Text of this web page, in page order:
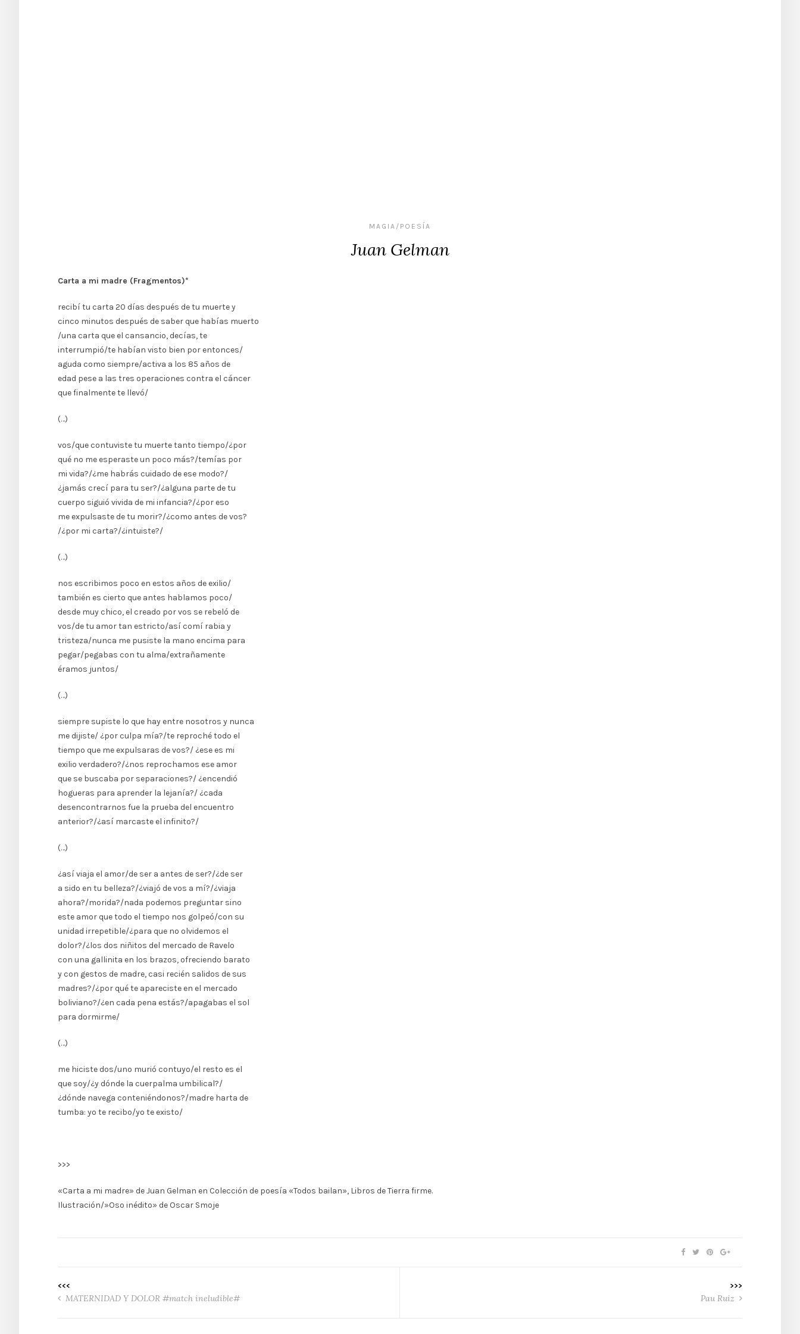
MAGIA/POESÍA
Juan Gelman
Carta a mi madre (Fragmentos)*
recibí tu carta 20 días después de tu muerte y
cinco minutos después de saber que habías muerto
/una carta que el cansancio, decías, te
interrumpió/te habían visto bien por entonces/
aguda como siempre/activa a los 85 años de
edad pese a las tres operaciones contra el cáncer
que finalmente te llevó/
(…)
vos/que contuviste tu muerte tanto tiempo/¿por
qué no me esperaste un poco más?/temías por
mi vida?/¿me habrás cuidado de ese modo?/
¿jamás crecí para tu ser?/¿alguna parte de tu
cuerpo siguió vivida de mi infancia?/¿por eso
me expulsaste de tu morir?/¿como antes de vos?
/¿por mi carta?/¿intuiste?/
(…)
nos escribimos poco en estos años de exilio/
también es cierto que antes hablamos poco/
desde muy chico, el creado por vos se rebeló de
vos/de tu amor tan estricto/así comí rabia y
tristeza/nunca me pusiste la mano encima para
pegar/pegabas con tu alma/extrañamente
éramos juntos/
(…)
siempre supiste lo que hay entre nosotros y nunca
me dijiste/ ¿por culpa mía?/te reproché todo el
tiempo que me expulsaras de vos?/ ¿ese es mi
exilio verdadero?/¿nos reprochamos ese amor
que se buscaba por separaciones?/ ¿encendió
hogueras para aprender la lejanía?/ ¿cada
desencontrarnos fue la prueba del encuentro
anterior?/¿así marcaste el infinito?/
(…)
¿así viaja el amor/de ser a antes de ser?/¿de ser
a sido en tu belleza?/¿viajó de vos a mí?/¿viaja
ahora?/morida?/nada podemos preguntar sino
este amor que todo el tiempo nos golpeó/con su
unidad irrepetible/¿para que no olvidemos el
dolor?/¿los dos niñitos del mercado de Ravelo
con una gallinita en los brazos, ofreciendo barato
y con gestos de madre, casi recién salidos de sus
madres?/¿por qué te apareciste en el mercado
boliviano?/¿en cada pena estás?/apagabas el sol
para dormirme/
(…)
me hiciste dos/uno murió contuyo/el resto es el
que soy/¿y dónde la cuerpalma umbilical?/
¿dónde navega conteniéndonos?/madre harta de
tumba: yo te recibo/yo te existo/
>>>
«Carta a mi madre» de Juan Gelman en Colección de poesía «Todos bailan», Libros de Tierra firme.
Ilustración/»Oso inédito» de Oscar Smoje
<<<
MATERNIDAD Y DOLOR #match ineludible#
>>>
Pau Ruiz